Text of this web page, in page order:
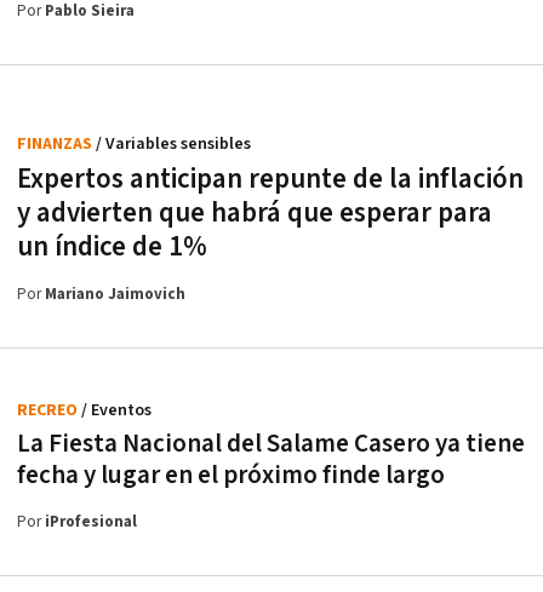
PorPablo Sieira
Expertos anticipan repunte de la inflación
y advierten que habrá que esperar para
un índice de 1%
FINANZAS / Variables sensibles
PorMariano Jaimovich
La Fiesta Nacional del Salame Casero ya tiene
fecha y lugar en el próximo finde largo
RECREO / Eventos
PoriProfesional